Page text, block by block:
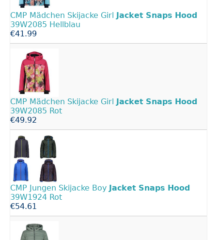
CMP Mädchen Skijacke Girl Jacket Snaps Hood
39W2085 Hellblau
€41.99
CMP Mädchen Skijacke Girl Jacket Snaps Hood
39W2085 Rot
€49.92
CMP Jungen Skijacke Boy Jacket Snaps Hood
39W1924 Rot
€54.61